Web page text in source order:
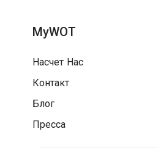
MyWOT
Насчет Нас
Контакт
Блог
Пресса